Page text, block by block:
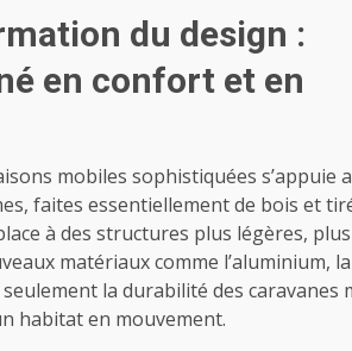
du design :
en confort et en
mobiles sophistiquées s’appuie
faites essentiellement de bois et
à des structures plus légères,
matériaux comme l’aluminium,
la durabilité des caravanes
habitat en mouvement.